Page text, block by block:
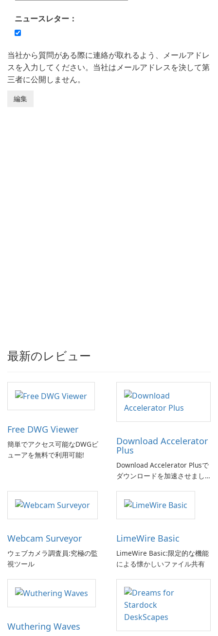
ニュースレター：
当社から質問がある際に連絡が取れるよう、メールアドレ
スを入力してください。当社はメールアドレスを決して第
三者に公開しません。
最新のレビュー
Free DWG Viewer
簡単でアクセス可能なDWGビ
ューアを無料で利用可能!
Download Accelerator
Plus
Download Accelerator Plusで
ダウンロードを加速させまし
Webcam Surveyor
ウェブカメラ調査員:究極の監
視ツール
LimeWire Basic
LimeWire Basic:限定的な機能
による懐かしいファイル共有
Wuthering Waves